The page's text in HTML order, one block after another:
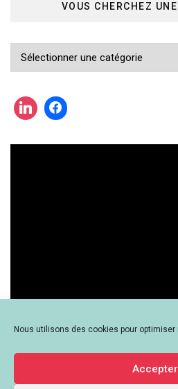
Nous utilisons des cookies pour optimiser
Accepter
VOUS CHERCHEZ
Vous
actualité
?